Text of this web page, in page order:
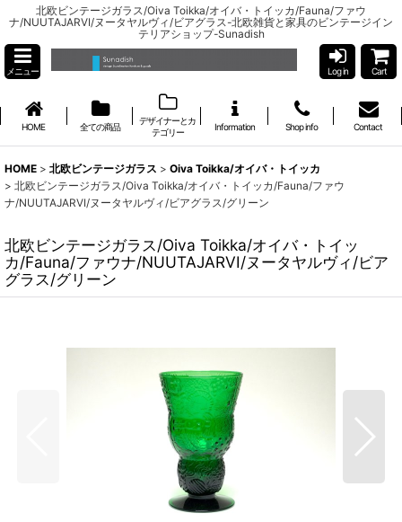
北欧ビンテージガラス/Oiva Toikka/オイバ・トイッカ/Fauna/ファウ
ナ/NUUTAJARVI/ヌータヤルヴィ/ビアグラス-北欧雑貨と家具のビンテージイン
テリアショップ-Sunadish
メニュー Log in Cart
HOME 全ての商品
デザイナーとカ
テゴリー
Information Shop info Contact
HOME > 北欧ビンテージガラス > Oiva Toikka/オイバ・トイッカ
> 北欧ビンテージガラス/Oiva Toikka/オイバ・トイッカ/Fauna/ファウ
ナ/NUUTAJARVI/ヌータヤルヴィ/ビアグラス/グリーン
北欧ビンテージガラス/Oiva Toikka/オイバ・トイッ
カ/Fauna/ファウナ/NUUTAJARVI/ヌータヤルヴィ/ビア
グラス/グリーン